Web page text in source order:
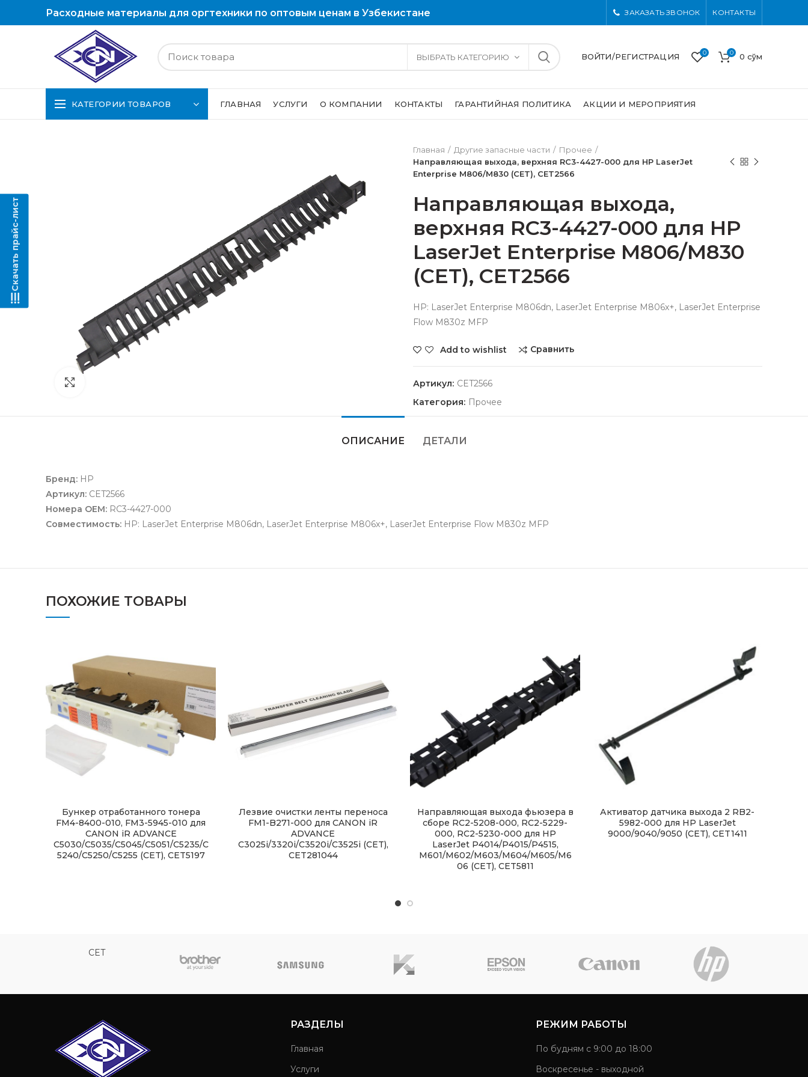
Расходные материалы для оргтехники по оптовым ценам в Узбекистане ЗАКАЗАТЬ ЗВОНОК КОНТАКТЫ
ВЫБРАТЬ КАТЕГОРИЮ ВОЙТИ/РЕГИСТРАЦИЯ 0 0 0 сўм
КАТЕГОРИИ ТОВАРОВ ГЛАВНАЯ УСЛУГИ О КОМПАНИИ КОНТАКТЫ ГАРАНТИЙНАЯ ПОЛИТИКА АКЦИИ И МЕРОПРИЯТИЯ
Главная Другие запасные части
Прочее
Направляющая выхода, верхняя RC3-4427-000 для HP LaserJet
Enterprise M806/M830 (CET), CET2566
Направляющая выхода,
верхняя RC3-4427-000 для HP
LaserJet Enterprise M806/M830
(CET), CET2566
HP: LaserJet Enterprise M806dn, LaserJet Enterprise M806x+, LaserJet Enterprise
Flow M830z MFP
Add to wishlist Сравнить
Артикул: CET2566
Категория: Прочее
ОПИСАНИЕ ДЕТАЛИ
Бренд: HP
Артикул: CET2566
Номера OEM: RC3-4427-000
Совместимость: HP: LaserJet Enterprise M806dn, LaserJet Enterprise M806x+, LaserJet Enterprise Flow M830z MFP
ПОХОЖИЕ ТОВАРЫ
Бункер отработанного тонера
FM4-8400-010, FM3-5945-010 для
CANON iR ADVANCE
C5030/C5035/C5045/C5051/C5235/C
5240/C5250/C5255 (CET), CET5197
Лезвие очистки ленты переноса
FM1-B271-000 для CANON iR
ADVANCE
C3025i/3320i/C3520i/C3525i (CET),
CET281044
Направляющая выхода фьюзера в
сборе RC2-5208-000, RC2-5229-
000, RC2-5230-000 для HP
LaserJet P4014/P4015/P4515,
M601/M602/M603/M604/M605/M6
06 (CET), CET5811
Активатор датчика выхода 2 RB2-
5982-000 для HP LaserJet
9000/9040/9050 (CET), CET1411
CET
РАЗДЕЛЫ
Главная
Услуги
РЕЖИМ РАБОТЫ
По будням с 9:00 до 18:00
Воскресенье - выходной
Скачать прайс-лист